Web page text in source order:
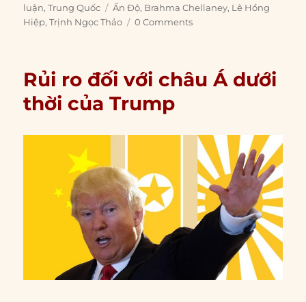
on
luận,Trung Quốc Tags
Ấn Độ, Brahma Chellaney, Lê Hồng
Hiệp,Trịnh Ngọc Thảo 0 Comments
Rủi ro đối với châu Á dưới
thời của Trump